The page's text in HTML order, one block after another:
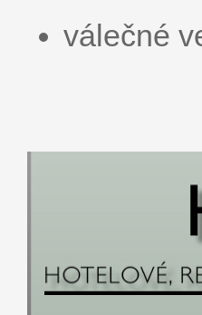
válečné